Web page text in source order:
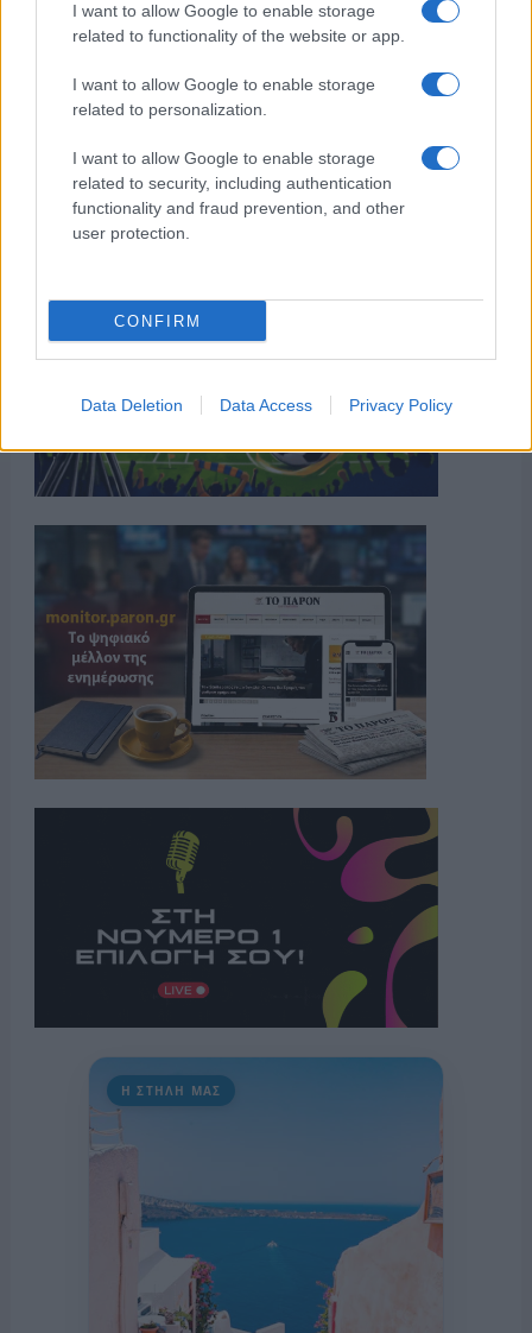
I want to allow Google to enable storage
related to functionality of the website or app.
I want to allow Google to enable storage
related to personalization.
I want to allow Google to enable storage
related to security, including authentication
functionality and fraud prevention, and other
user protection.
CONFIRM
Data Deletion Data Access Privacy Policy
Η ΣΤΗΛΗ ΜΑΣ